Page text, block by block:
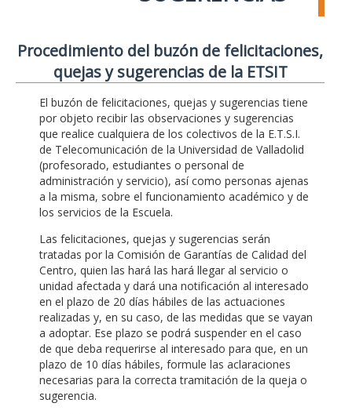
Procedimiento del buzón de felicitaciones,
quejas y sugerencias de la ETSIT
El buzón de felicitaciones, quejas y sugerencias tiene
por objeto recibir las observaciones y sugerencias
que realice cualquiera de los colectivos de la E.T.S.I.
de Telecomunicación de la Universidad de Valladolid
(profesorado, estudiantes o personal de
administración y servicio), así como personas ajenas
a la misma, sobre el funcionamiento académico y de
los servicios de la Escuela.
Las felicitaciones, quejas y sugerencias serán
tratadas por la Comisión de Garantías de Calidad del
Centro, quien las hará las hará llegar al servicio o
unidad afectada y dará una notificación al interesado
en el plazo de 20 días hábiles de las actuaciones
realizadas y, en su caso, de las medidas que se vayan
a adoptar. Ese plazo se podrá suspender en el caso
de que deba requerirse al interesado para que, en un
plazo de 10 días hábiles, formule las aclaraciones
necesarias para la correcta tramitación de la queja o
sugerencia.